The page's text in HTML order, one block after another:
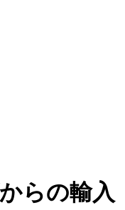
らの輸入